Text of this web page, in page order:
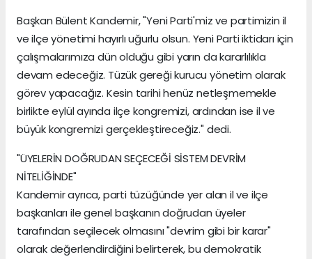
Başkan Bülent Kandemir, "Yeni Parti'miz ve partimizin il
ve ilçe yönetimi hayırlı uğurlu olsun. Yeni Parti iktidarı için
çalışmalarımıza dün olduğu gibi yarın da kararlılıkla
devam edeceğiz. Tüzük gereği kurucu yönetim olarak
görev yapacağız. Kesin tarihi henüz netleşmemekle
birlikte eylül ayında ilçe kongremizi, ardından ise il ve
büyük kongremizi gerçekleştireceğiz." dedi.
"ÜYELERİN DOĞRUDAN SEÇECEĞİ SİSTEM DEVRİM
NİTELİĞİNDE"
Kandemir ayrıca, parti tüzüğünde yer alan il ve ilçe
başkanları ile genel başkanın doğrudan üyeler
tarafından seçilecek olmasını "devrim gibi bir karar"
olarak değerlendirdiğini belirterek, bu demokratik